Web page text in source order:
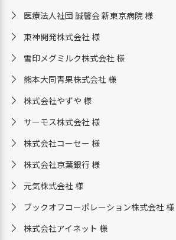
医療法人社団 誠馨会 新東京病院 様
東神開発株式会社 様
雪印メグミルク株式会社 様
熊本大同青果株式会社 様
株式会社やずや 様
サーモス株式会社 様
株式会社コーセー 様
株式会社京葉銀行 様
元気株式会社 様
ブックオフコーポレーション株式会社 様
株式会社アイネット 様